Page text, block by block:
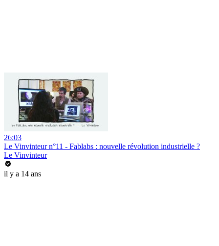
26:03
Le Vinvinteur n°11 - Fablabs : nouvelle révolution industrielle ?
Le Vinvinteur
il y a 14 ans